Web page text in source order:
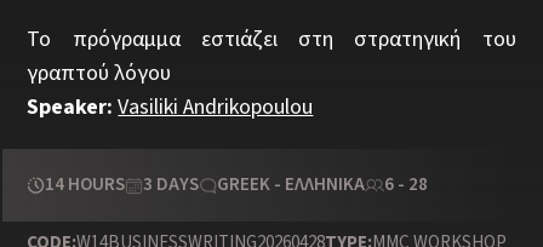
Το πρόγραμμα εστιάζει στη στρατηγική του
γραπτού λόγου
Speaker:Vasiliki Andrikopoulou
14 HOURS 3 DAYS GREEK - ΕΛΛΗΝΙΚΆ 6 - 28